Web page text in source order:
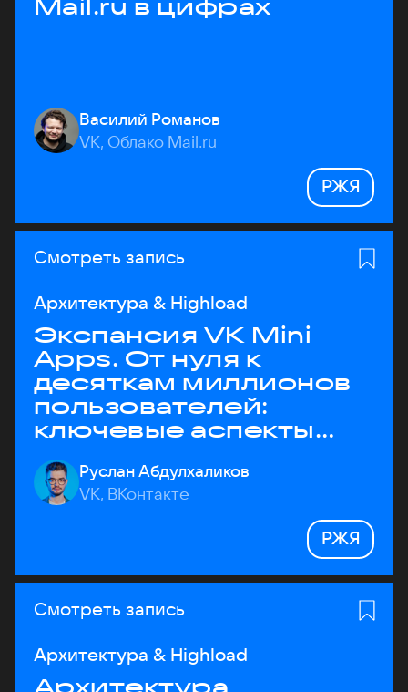
Mail.ru в цифрах
Василий Романов
VK, Облако Mail.ru
РЖЯ
Смотреть запись
Архитектура & Highload
Экспансия VK Mini
Apps. От нуля к
десяткам миллионов
пользователей:
ключевые аспекты
архитектуры
Руслан Абдулхаликов
VK, ВКонтакте
РЖЯ
Смотреть запись
Архитектура & Highload
Архитектура